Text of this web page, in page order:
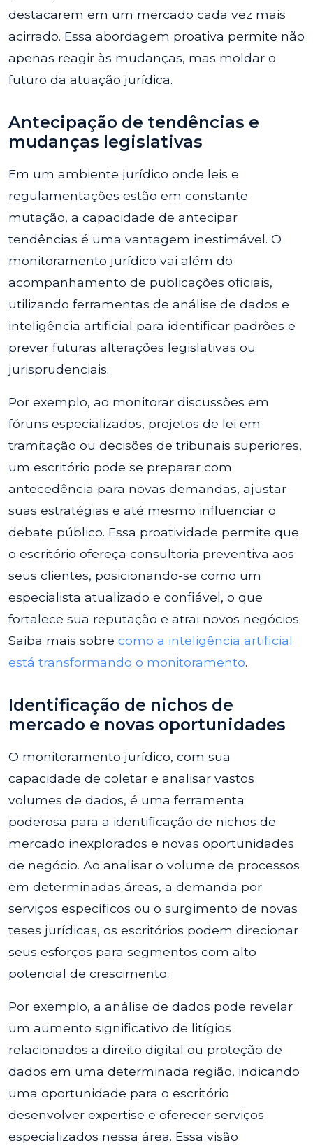
destacarem em um mercado cada vez mais
acirrado. Essa abordagem proativa permite não
apenas reagir às mudanças, mas moldar o
futuro da atuação jurídica.
Antecipação de tendências e
mudanças legislativas
Em um ambiente jurídico onde leis e
regulamentações estão em constante
mutação, a capacidade de antecipar
tendências é uma vantagem inestimável. O
monitoramento jurídico vai além do
acompanhamento de publicações oficiais,
utilizando ferramentas de análise de dados e
inteligência artificial para identificar padrões e
prever futuras alterações legislativas ou
jurisprudenciais.
Por exemplo, ao monitorar discussões em
fóruns especializados, projetos de lei em
tramitação ou decisões de tribunais superiores,
um escritório pode se preparar com
antecedência para novas demandas, ajustar
suas estratégias e até mesmo influenciar o
debate público. Essa proatividade permite que
o escritório ofereça consultoria preventiva aos
seus clientes, posicionando-se como um
especialista atualizado e confiável, o que
fortalece sua reputação e atrai novos negócios.
Saiba mais sobre como a inteligência artificial
está transformando o monitoramento.
Identificação de nichos de
mercado e novas oportunidades
O monitoramento jurídico, com sua
capacidade de coletar e analisar vastos
volumes de dados, é uma ferramenta
poderosa para a identificação de nichos de
mercado inexplorados e novas oportunidades
de negócio. Ao analisar o volume de processos
em determinadas áreas, a demanda por
serviços específicos ou o surgimento de novas
teses jurídicas, os escritórios podem direcionar
seus esforços para segmentos com alto
potencial de crescimento.
Por exemplo, a análise de dados pode revelar
um aumento significativo de litígios
relacionados a direito digital ou proteção de
dados em uma determinada região, indicando
uma oportunidade para o escritório
desenvolver expertise e oferecer serviços
especializados nessa área. Essa visão